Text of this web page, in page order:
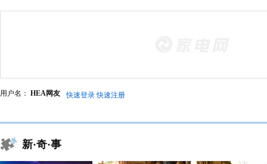
用户名： HEA网友 快速登录 快速注册
新·奇·事